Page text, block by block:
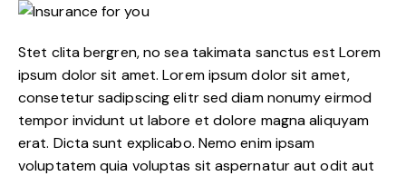
Stet clita bergren, no sea takimata sanctus est Lorem
ipsum dolor sit amet. Lorem ipsum dolor sit amet,
consetetur sadipscing elitr sed diam nonumy eirmod
tempor invidunt ut labore et dolore magna aliquyam
erat. Dicta sunt explicabo. Nemo enim ipsam
voluptatem quia voluptas sit aspernatur aut odit aut